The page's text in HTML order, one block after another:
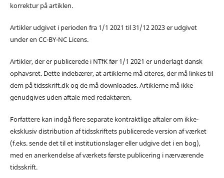
korrektur på artiklen.
Artikler udgivet i perioden fra 1/1 2021 til 31/12 2023 er udgivet
under en CC-BY-NC Licens.
Artikler, der er publicerede i NTfK før 1/1 2021 er underlagt dansk
ophavsret. Dette indebærer, at artiklerne må citeres, der må linkes til
dem på tidsskrift.dk og de må downloades. Artiklerne må ikke
genudgives uden aftale med redaktøren.
Forfattere kan indgå flere separate kontraktlige aftaler om ikke-
eksklusiv distribution af tidsskriftets publicerede version af værket
(f.eks. sende det til et institutionslager eller udgive det i en bog),
med en anerkendelse af værkets første publicering i nærværende
tidsskrift.